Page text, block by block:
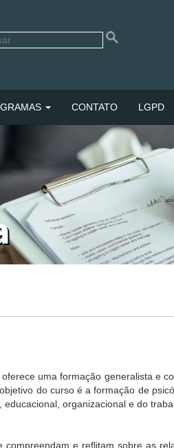
CONTATO LGPD
uma formação generalista e
do curso é a formação de
organizacional e do
compreendam e reflitam sobre as